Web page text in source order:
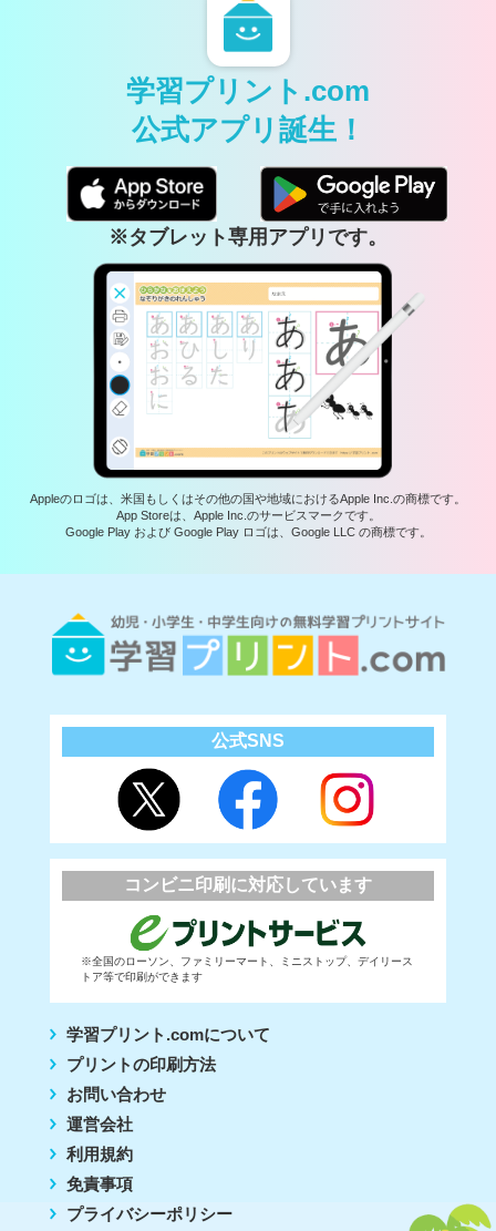
学習プリント.com
公式アプリ誕生！
※タブレット専用アプリです。
Appleのロゴは、米国もしくはその他の国や地域におけるApple Inc.の商標です。
App Storeは、Apple Inc.のサービスマークです。
Google Play および Google Play ロゴは、Google LLC の商標です。
公式SNS
コンビニ印刷に対応しています
※全国のローソン、ファミリーマート、ミニストップ、デイリース
トア等で印刷ができます
学習プリント.comについて
プリントの印刷方法
お問い合わせ
運営会社
利用規約
免責事項
プライバシーポリシー